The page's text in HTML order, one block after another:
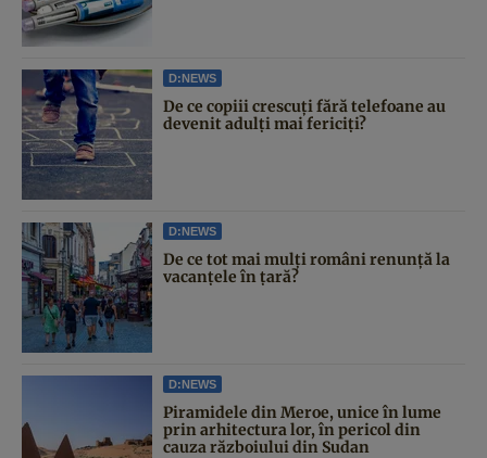
D:NEWS
De ce copiii crescuți fără telefoane au
devenit adulți mai fericiți?
D:NEWS
De ce tot mai mulți români renunță la
vacanțele în țară?
D:NEWS
Piramidele din Meroe, unice în lume
prin arhitectura lor, în pericol din
cauza războiului din Sudan